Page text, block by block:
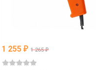
1 255₽ 1 265₽